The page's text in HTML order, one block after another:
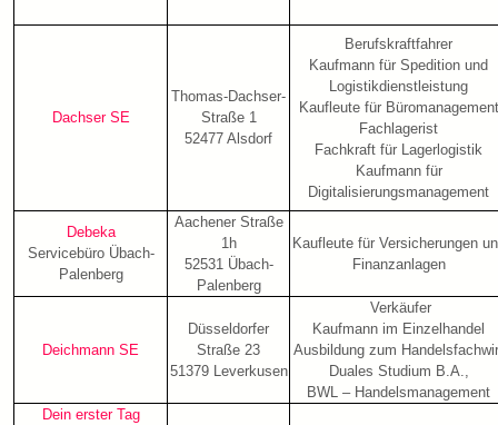
Dachser SE
Thomas-Dachser-
Straße 1
52477 Alsdorf
Berufskraftfahrer
Kaufmann für Spedition und
Logistikdienstleistung
Kaufleute für Büromanagement
Fachlagerist
Fachkraft für Lagerlogistik
Kaufmann für
Digitalisierungsmanagement
Debeka
Servicebüro Übach-
Palenberg
Aachener Straße
1h
52531 Übach-
Palenberg
Kaufleute für Versicherungen
Finanzanlagen
Deichmann SE
Düsseldorfer
Straße 23
51379 Leverkusen
Verkäufer
Kaufmann im Einzelhandel
Ausbildung zum
Duales Studium B.A.,
BWL – Handelsmanagement
Dein erster Tag